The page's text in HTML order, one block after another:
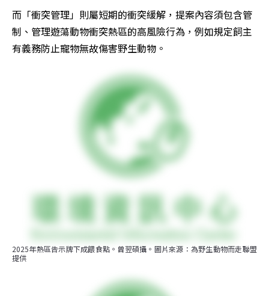
而「衝突管理」則屬短期的衝突緩解，提案內容須包含管
制、管理遊蕩動物衝突熱區的高風險行為，例如規定飼主
有義務防止寵物無故傷害野生動物。
2025年熱區告示牌下成餵食點。曾翌碩攝。圖片來源：為野生動物而走聯盟
提供